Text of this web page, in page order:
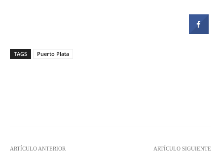
TAGS Puerto Plata
ARTÍCULO ANTERIOR ARTÍCULO SIGUIENTE